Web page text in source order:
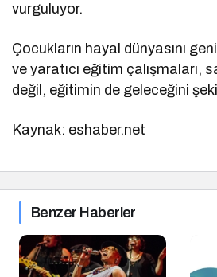
vurguluyor.
Çocukların hayal dünyasını
ve yaratıcı eğitim çalışmaları,
değil, eğitimin de geleceğini
Kaynak: eshaber.net
Benzer Haberler